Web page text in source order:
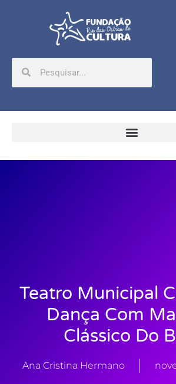
Teatro Municipal
Dança Com
Clássico Do
Ana Cristina Hermano